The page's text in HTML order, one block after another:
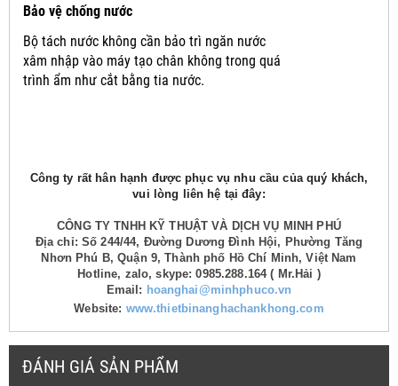
Bảo vệ chống nước
Bộ tách nước không cần bảo trì ngăn nước
xâm nhập vào máy tạo chân không trong quá
trình ẩm như cắt bằng tia nước.
Công ty rất hân hạnh được phục vụ nhu cầu của quý khách,
vui lòng liên hệ tại đây:
CÔNG TY TNHH KỸ THUẬT VÀ DỊCH VỤ MINH PHÚ
Địa chỉ: Số 244/44, Đường Dương Đình Hội, Phường Tăng
Nhơn Phú B, Quận 9, Thành phố Hồ Chí Minh, Việt Nam
Hotline, zalo, skype: 0985.288.164 ( Mr.Hải )
Email: hoanghai@minhphuco.vn
Website: www.thietbinanghachankhong.com
ĐÁNH GIÁ SẢN PHẨM